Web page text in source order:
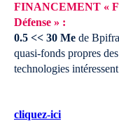
FINANCEMENT «
Défense » :
0.5 << 30 Me de
quasi-fonds propres
technologies
cliquez-ici